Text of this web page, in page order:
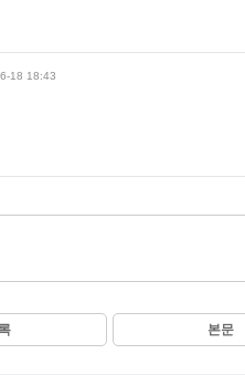
18 18:43
본문